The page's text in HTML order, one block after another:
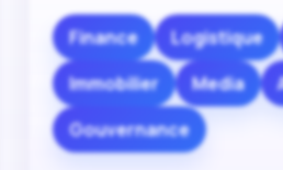
Finance Logistique
Immobilier
Media
Gouvernance